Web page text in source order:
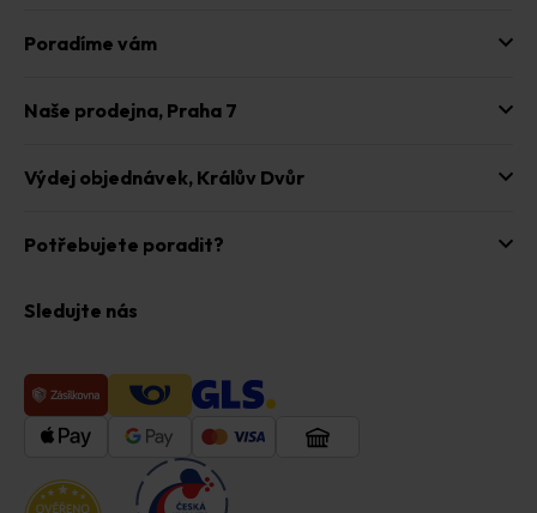
Poradíme vám
Naše prodejna, Praha 7
Výdej objednávek, Králův Dvůr
Potřebujete poradit?
Sledujte nás